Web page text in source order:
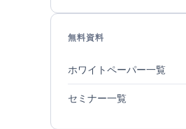
無料資料
ホワイトペーパー一覧
セミナー一覧